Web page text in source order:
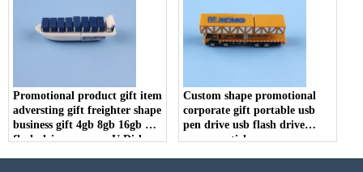
Promotional product gift item
adversting gift freighter shape
business gift 4gb 8gb 16gb usb
flash drive memory U Disk
Custom shape promotional
corporate gift portable usb
pen drive usb flash drive
memory stick